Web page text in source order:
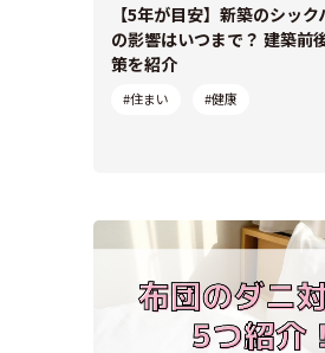
【5年が目安】新築のシッ
の影響はいつまで？ 建築前
策を紹介
#住まい #健康